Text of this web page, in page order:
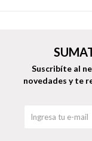
Suscribíte al
novedades y te